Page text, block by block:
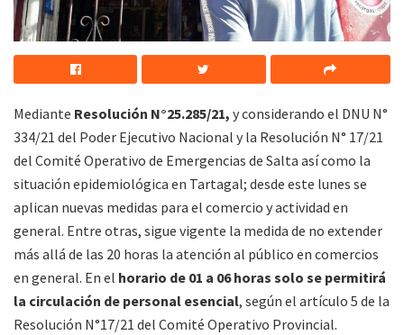
Mediante Resolución N°25.285/21, y considerando el DNU N°
334/21 del Poder Ejecutivo Nacional y la Resolución N° 17/21
del Comité Operativo de Emergencias de Salta así como la
situación epidemiológica en Tartagal; desde este lunes se
aplican nuevas medidas para el comercio y actividad en
general. Entre otras, sigue vigente la medida de no extender
más allá de las 20 horas la atención al público en comercios
en general. En el horario de 01 a 06 horas solo se permitirá
la circulación de personal esencial, según el artículo 5 de la
Resolución N°17/21 del Comité Operativo Provincial.